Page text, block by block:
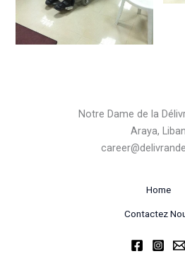
Notre Dame de la
Araya, Liban
Home
Contactez